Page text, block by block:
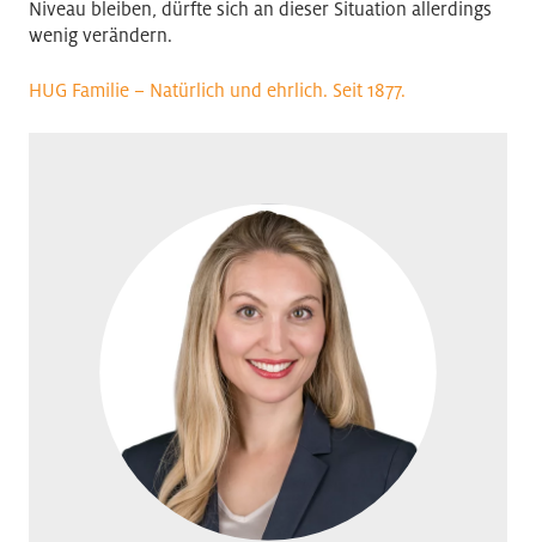
Niveau bleiben, dürfte sich an dieser Situation allerdings
wenig verändern.
HUG Familie – Natürlich und ehrlich. Seit 1877.